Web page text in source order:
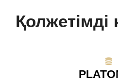
Қолжетімді